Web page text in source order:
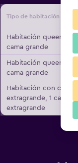
Tipo de habitación
Habitación queen, 1
cama grande
Habitación queen, 1
cama grande
Habitación con cama
extragrande, 1 cama
extragrande